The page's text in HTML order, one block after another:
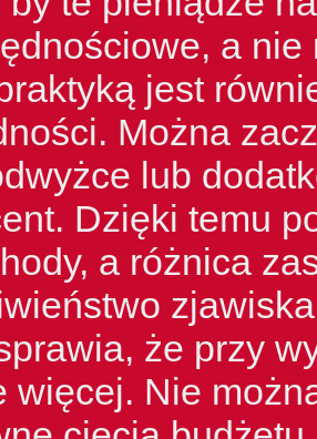
a nie
jest
Można
lub
Dzięki temu
a różnica
że przy
więcej. Nie